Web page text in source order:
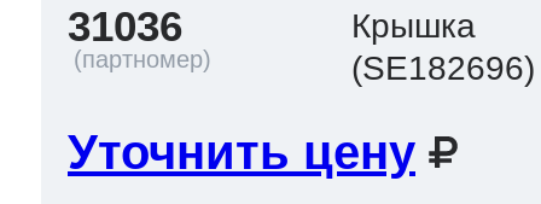
31036
Крышка
(SE182696)
Уточнить цену